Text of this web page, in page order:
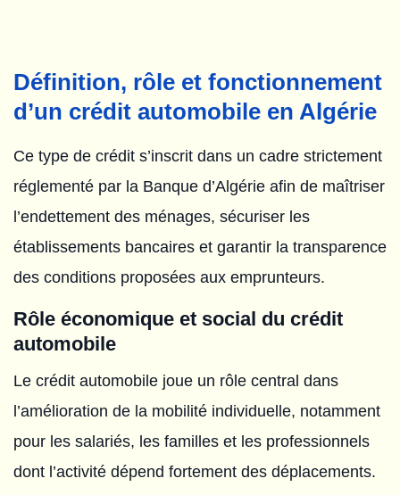
Définition, rôle et fonctionnement
d’un crédit automobile en Algérie
Ce type de crédit s’inscrit dans un cadre strictement
réglementé par la Banque d’Algérie afin de maîtriser
l’endettement des ménages, sécuriser les
établissements bancaires et garantir la transparence
des conditions proposées aux emprunteurs.
Rôle économique et social du crédit
automobile
Le crédit automobile joue un rôle central dans
l’amélioration de la mobilité individuelle, notamment
pour les salariés, les familles et les professionnels
dont l’activité dépend fortement des déplacements.